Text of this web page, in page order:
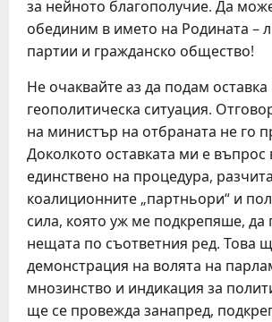
за нейното благополучие. Да
обединим в името на Родината –
партии и гражданско общество!
Не очаквайте аз да подам оставка
геополитическа ситуация.
на министър на отбраната не го
Доколкото оставката ми е въпрос
единствено на процедура,
коалиционните „партньори“ и
сила, която уж ме подкрепяше, да
нещата по съответния ред. Това
демонстрация на волята на
мнозинство и индикация за
ще се провежда занапред,